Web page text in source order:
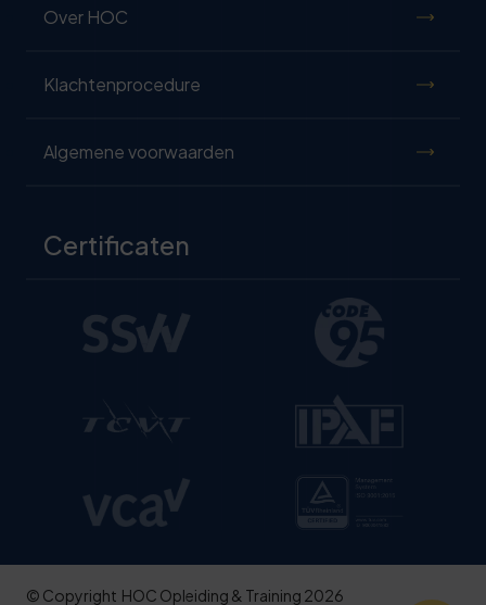
Over HOC
Klachtenprocedure
Algemene voorwaarden
Certificaten
© Copyright HOC Opleiding & Training 2026